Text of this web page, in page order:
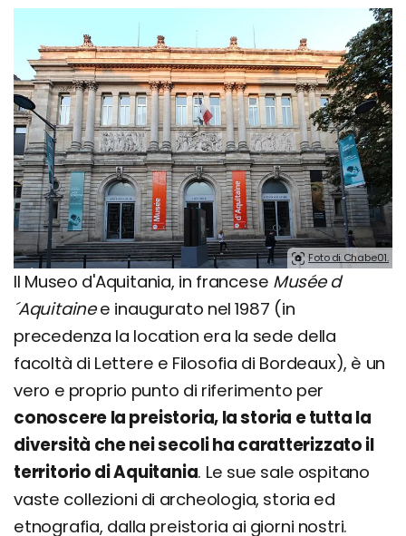
Foto di Chabe01.
Il Museo d'Aquitania, in francese Musée d
´Aquitainee inaugurato nel 1987 (in
precedenza la location era la sede della
facoltà di Lettere e Filosofia di Bordeaux), è un
vero e proprio punto di riferimento per
conoscere la preistoria, la storia e tutta la
diversità che nei secoli ha caratterizzato il
territorio di Aquitania. Le sue sale ospitano
vaste collezioni di archeologia, storia ed
etnografia, dalla preistoria ai giorni nostri.